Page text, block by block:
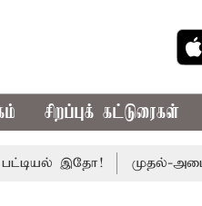
சிறப்புக் கட்டுரைகள்
இதோ! முதல்-அமைச்சர்